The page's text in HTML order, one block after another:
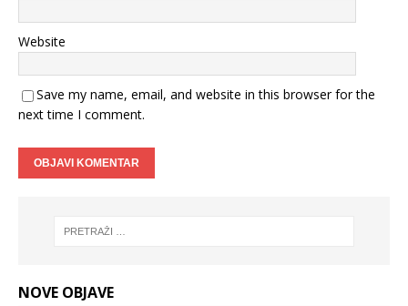
Website
Save my name, email, and website in this browser for the
next time I comment.
NOVE OBJAVE